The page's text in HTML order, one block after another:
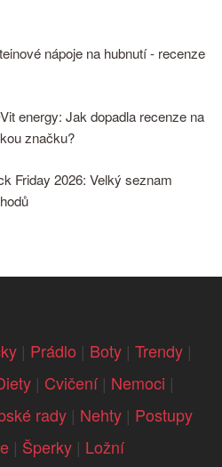
nápoje na hubnutí - recenze
energy: Jak dopadla recenze na
značku?
Friday 2026: Velký seznam
| Prádlo | Boty | Trendy |
| Cvičení| Nemoci |
rady | Nehty | Postupy
| Šperky | Ložní